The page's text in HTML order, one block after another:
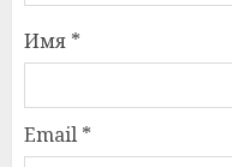
Имя *
Email *